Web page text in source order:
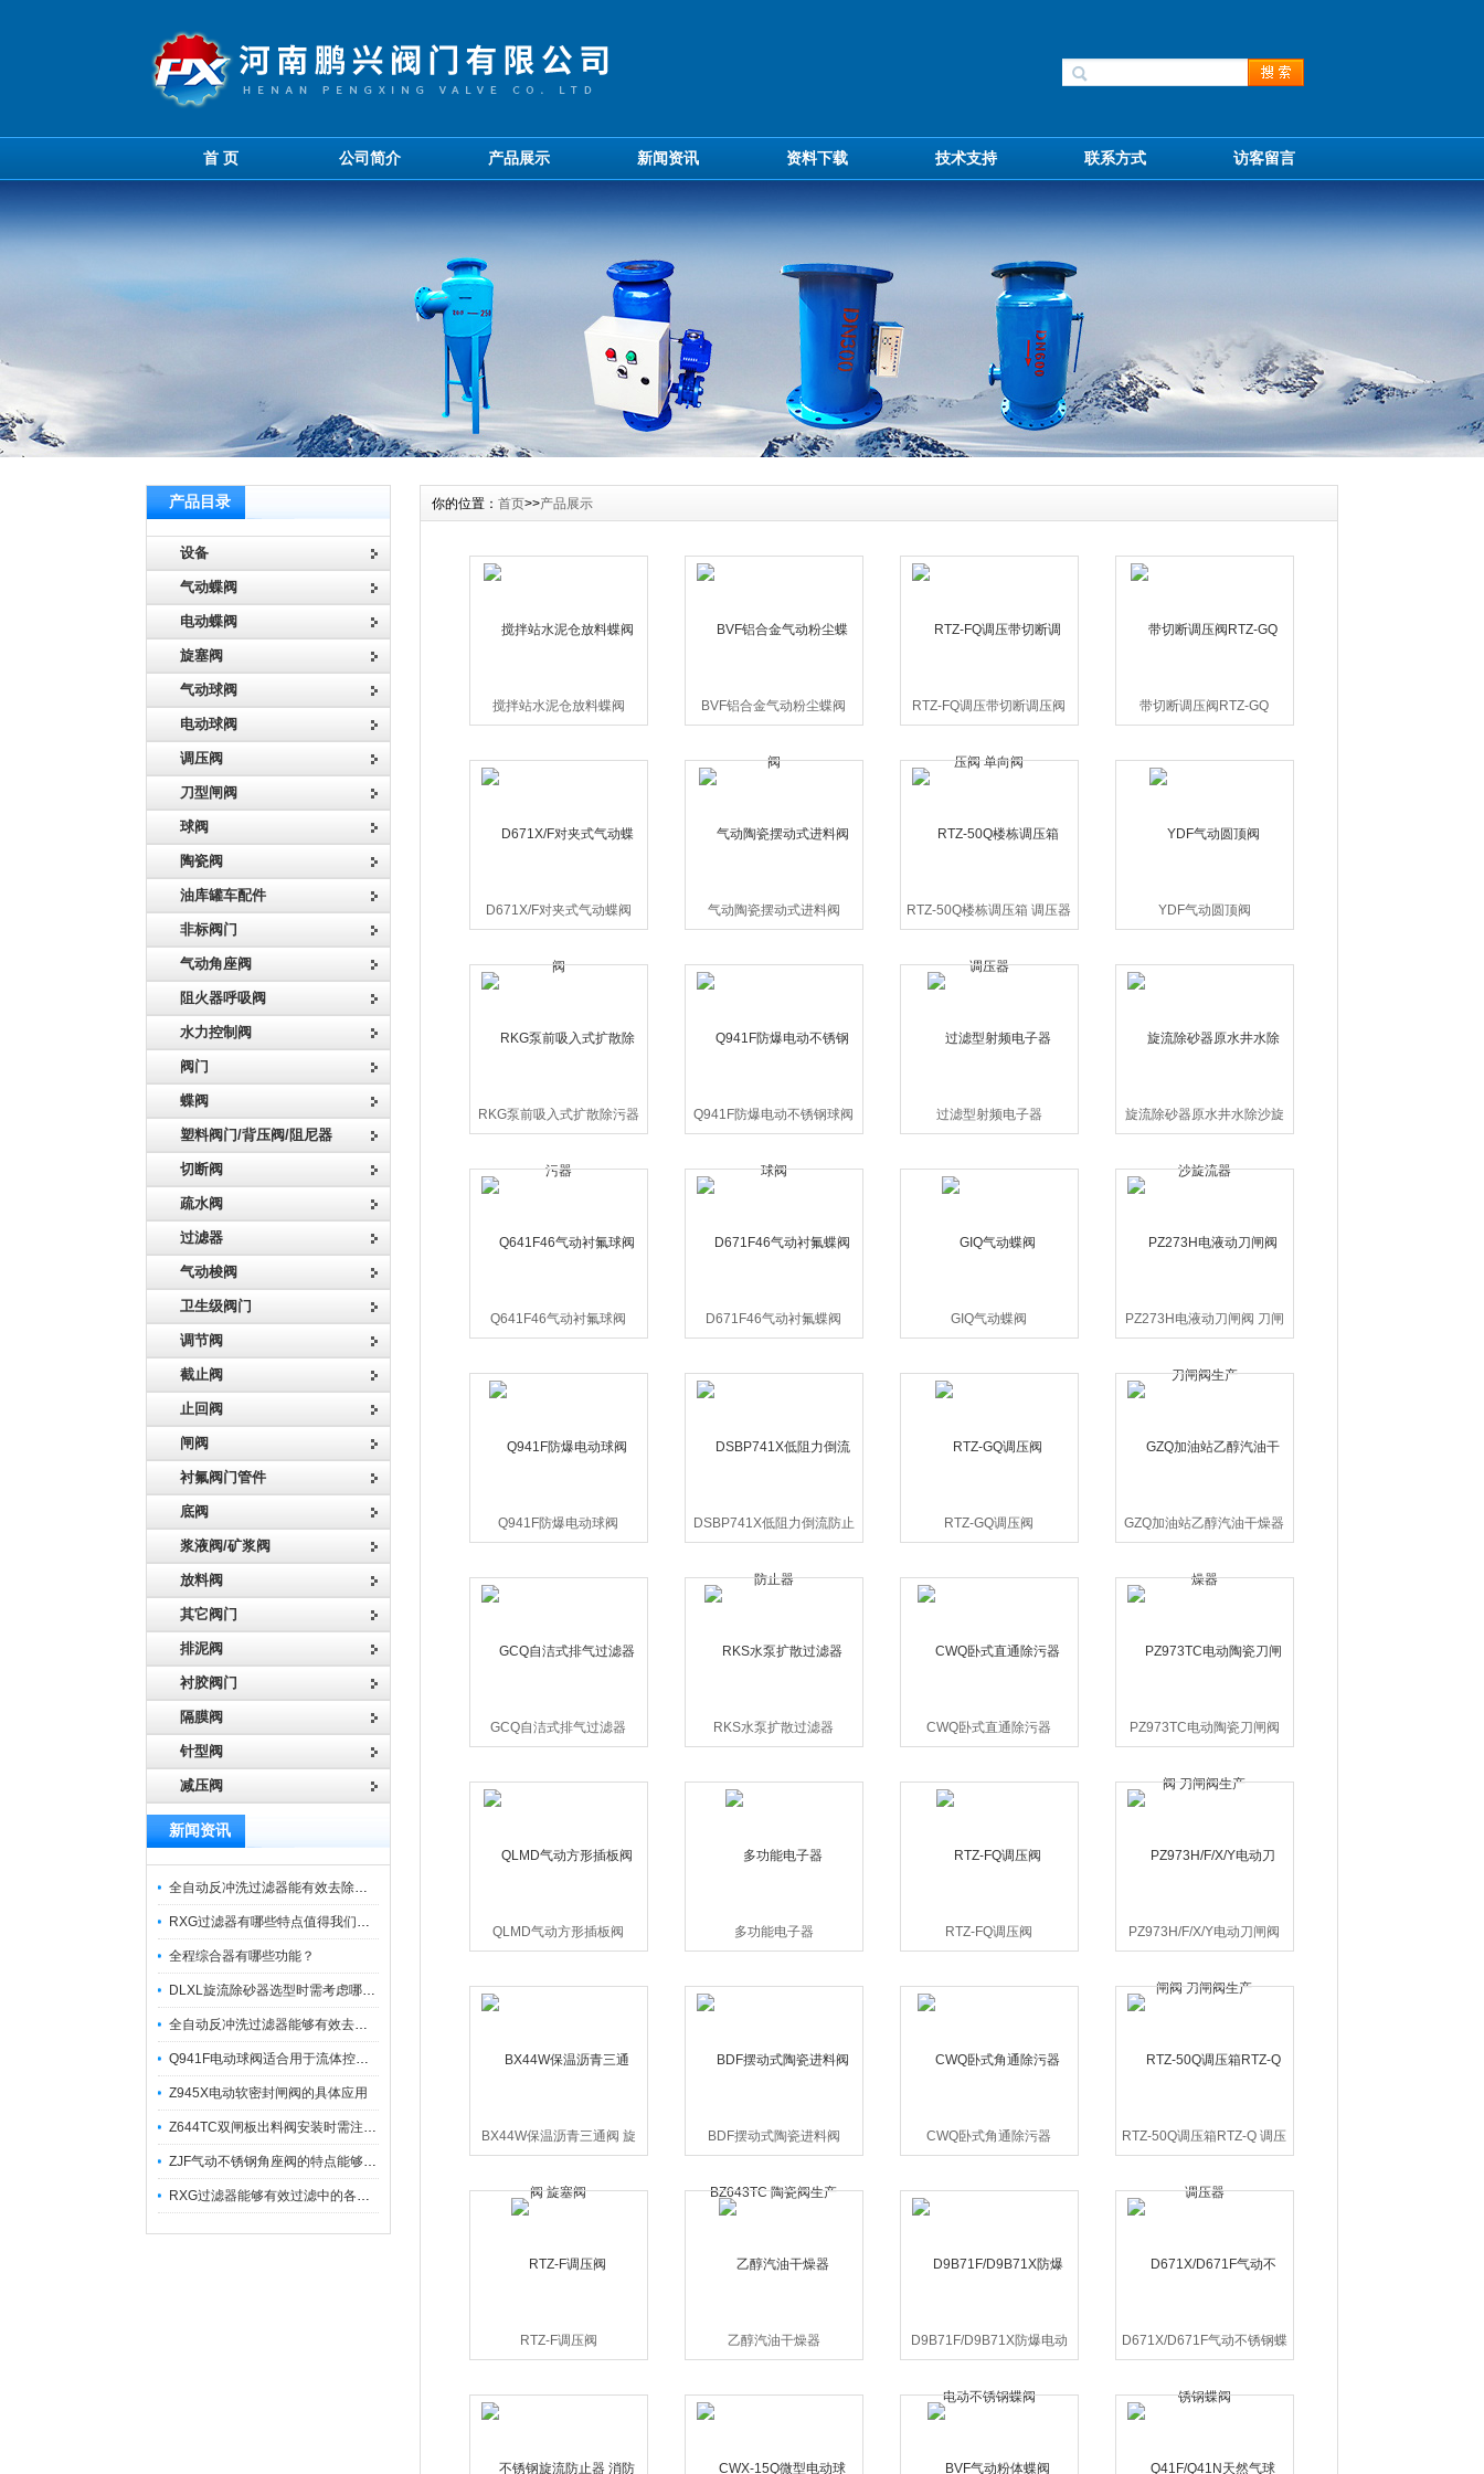
首 页 公司简介 产品展示 新闻资讯 资料下载 技术支持 联系方式 访客留言
产品目录
设备
气动蝶阀
电动蝶阀
旋塞阀
气动球阀
电动球阀
调压阀
刀型闸阀
球阀
陶瓷阀
油库罐车配件
非标阀门
气动角座阀
阻火器呼吸阀
水力控制阀
阀门
蝶阀
塑料阀门/背压阀/阻尼器
切断阀
疏水阀
过滤器
气动梭阀
卫生级阀门
调节阀
截止阀
止回阀
闸阀
衬氟阀门管件
底阀
浆液阀/矿浆阀
放料阀
其它阀门
排泥阀
衬胶阀门
隔膜阀
针型阀
减压阀
新闻资讯
全自动反冲洗过滤器能有效去除过滤介质上的杂质
RXG过滤器有哪些特点值得我们选择？
全程综合器有哪些功能？
DLXL旋流除砂器选型时需考虑哪些因素？
全自动反冲洗过滤器能够有效去除不同粒径的固体杂
Q941F电动球阀适合用于流体控制需要迅速反应的场合
Z945X电动软密封闸阀的具体应用
Z644TC双闸板出料阀安装时需注意哪些事项？
ZJF气动不锈钢角座阀的特点能够稳定地控制介质流量
RXG过滤器能够有效过滤中的各种杂质
你的位置： 首页>>产品展示
搅拌站水泥仓放料蝶阀 BVF铝合金气动粉尘蝶阀
RTZ-FQ调压带切断调压阀
单向阀
带切断调压阀RTZ-GQ
D671X/F对夹式气动蝶阀 气动陶瓷摆动式进料阀 RTZ-50Q楼栋调压箱 调压器 YDF气动圆顶阀
RKG泵前吸入式扩散除污器 Q941F防爆电动不锈钢球阀 过滤型射频电子器
旋流除砂器原水井水除沙旋
流器
Q641F46气动衬氟球阀 D671F46气动衬氟蝶阀 GIQ气动蝶阀
PZ273H电液动刀闸阀 刀闸
阀生产
Q941F防爆电动球阀
DSBP741X低阻力倒流防止
器
RTZ-GQ调压阀 GZQ加油站乙醇汽油干燥器
GCQ自洁式排气过滤器 RKS水泵扩散过滤器 CWQ卧式直通除污器
PZ973TC电动陶瓷刀闸阀
刀闸阀生产
QLMD气动方形插板阀 多功能电子器 RTZ-FQ调压阀
PZ973H/F/X/Y电动刀闸阀
刀闸阀生产
BX44W保温沥青三通阀 旋
塞阀
BDF摆动式陶瓷进料阀
BZ643TC 陶瓷阀生产
CWQ卧式角通除污器
RTZ-50Q调压箱RTZ-Q 调压
器
RTZ-F调压阀 乙醇汽油干燥器
D9B71F/D9B71X防爆电动
不锈钢蝶阀
D671X/D671F气动不锈钢蝶
阀